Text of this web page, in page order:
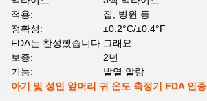
적용:
집, 병원 등
정확성:
±0.2°C/±0.4°F
FDA는 찬성했습니다:그래요
보증:
2년
기능:
발열 알람
아기 및 성인 앞머리 귀 온도 측정기 FDA 인증